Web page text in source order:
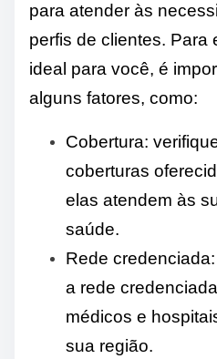
para atender às
perfis de clientes. Para
ideal para você, é
alguns fatores, como:
Cobertura:
coberturas
elas atendem às
saúde.
Rede
a rede
médicos e
sua região.